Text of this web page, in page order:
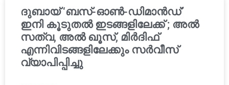
ദുബായ് ‘ബസ്-ഓൺ-ഡിമാൻഡ്’
ഇനി കൂടുതൽ ഇടങ്ങളിലേക്ക് ; അൽ
സത്വ, അൽ ഖൂസ്, മിർദിഫ്
എന്നിവിടങ്ങളിലേക്കും സർവീസ്
വ്യാപിപ്പിച്ചു